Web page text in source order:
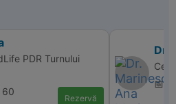
PDR Turnului
60
Rezervă
Dr.
📅